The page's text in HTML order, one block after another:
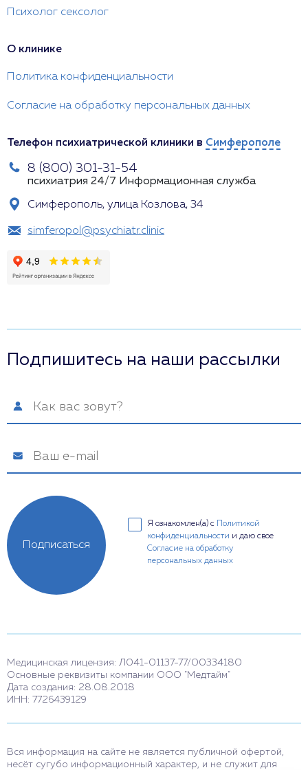
Психолог сексолог
О клинике
Политика конфиденциальности
Согласие на обработку персональных данных
Телефон психиатрической клиники в Симферополе
8 (800) 301-31-54
психиатрия 24/7 Информационная служба
Симферополь, улица Козлова, 34
simferopol@psychiatr.clinic
Подпишитесь на наши рассылки
Я ознакомлен(а) с
Политикой
конфиденциальности и даю свое
Согласие на обработку
персональных данных
Подписаться
Медицинская лицензия: Л041-01137-77/00334180
Основные реквизиты компании ООО "Медтайм"
Дата создания: 28.08.2018
ИНН: 7726439129
Вся информация на сайте не является публичной офертой,
несёт сугубо информационный характер, и не служит для